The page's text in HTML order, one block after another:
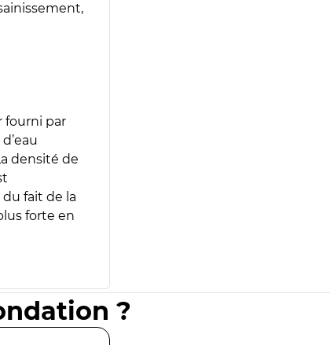
fourni par
densité de
fait de la
forte en
?